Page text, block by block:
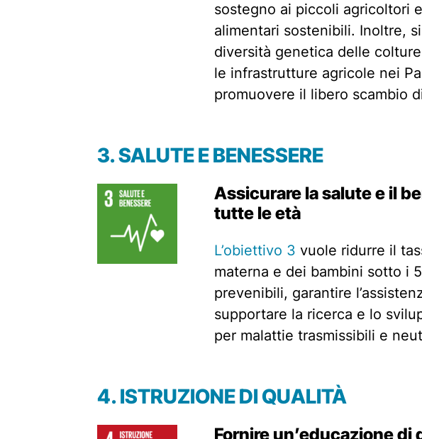
sostegno ai piccoli agricoltori
alimentari sostenibili. Inoltre,
diversità genetica delle
le infrastrutture agricole nei
promuovere il libero scambio
3. SALUTE E BENESSERE
Assicurare la salute e il
tutte le età
L’obiettivo 3 vuole ridurre il
materna e dei bambini sotto i
prevenibili, garantire
supportare la ricerca e lo
per malattie trasmissibili e
4.ISTRUZIONE DI QUALITÀ
Fornire un’educazione di